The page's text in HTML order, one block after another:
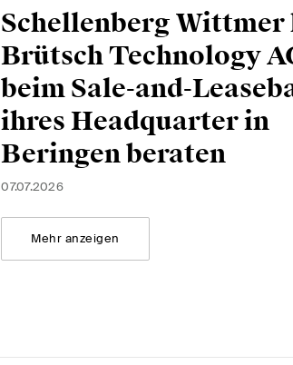
Schellenberg Wittmer
Brütsch Technology
beim Sale-and-
ihres Headquarter in
Beringen beraten
07.07.2026
Mehr anzeigen